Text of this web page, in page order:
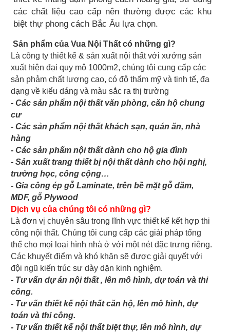
các chất liệu cao cấp nên thường được các khu
biệt thự phong cách Bắc Âu lựa chọn.
Sản phẩm của Vua Nội Thất có những gì?
Là công ty thiết kế & sản xuất nội thất với xưởng sản
xuất hiện đại quy mô 1000m2, chúng tôi cung cấp các
sản phảm chất lượng cao, có độ thẩm mỹ và tinh tế, đa
dạng về kiểu dáng và màu sắc ra thị trường
- Các sản phẩm nội thất văn phòng, căn hộ chung
cư
- Các sản phẩm nội thất khách sạn, quán ăn, nhà
hàng
- Các sản phẩm nội thất dành cho hộ gia đình
- Sản xuất trang thiết bị nội thất dành cho hội nghị,
trường học, công cộng…
- Gia công ép gỗ Laminate, trên bề mặt gỗ dăm,
MDF, gỗ Plywood
Dịch vụ của chúng tôi có những gì?
Là đơn vị chuyên sâu trong lĩnh vực thiết kế kết hợp thi
công nội thất. Chúng tôi cung cấp các giải pháp tổng
thể cho mọi loại hình nhà ở với một nét đặc trưng riêng.
Các khuyết điểm và khó khăn sẽ được giải quyết với
đội ngũ kiến trúc sư dày dặn kinh nghiệm.
- Tư vấn dự án nội thất , lên mô hình, dự toán và thi
công.
- Tư vấn thiết kế nội thất căn hộ, lên mô hình, dự
toán và thi công.
- Tư vấn thiết kế nội thất biệt thự, lên mô hình, dự